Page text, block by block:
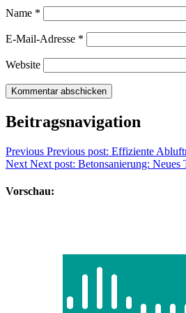
Name *
E-Mail-Adresse *
Website
Beitragsnavigation
Previous Previous post: Effiziente
Next Next post: Betonsanierung:
Vorschau: